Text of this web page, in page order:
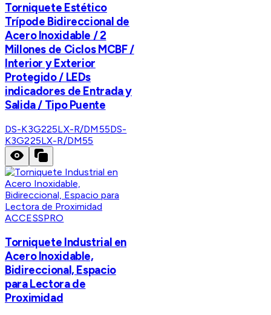
Torniquete Estético
Trípode Bidireccional de
Acero Inoxidable / 2
Millones de Ciclos MCBF /
Interior y Exterior
Protegido / LEDs
indicadores de Entrada y
Salida / Tipo Puente
DS-K3G225LX-R/DM55DS-
K3G225LX-R/DM55
ACCESSPRO
Torniquete Industrial en
Acero Inoxidable,
Bidireccional, Espacio
para Lectora de
Proximidad